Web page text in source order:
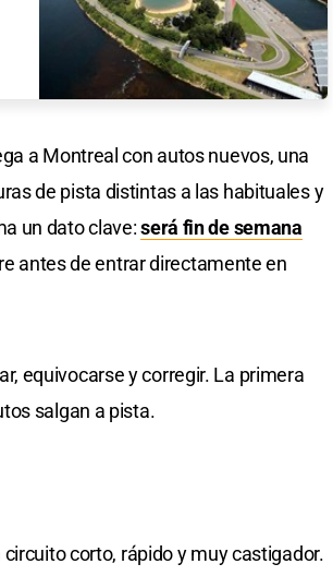
a Montreal con autos nuevos, una
de pista distintas a las habituales y
un dato clave:será fin de semana
antes de entrar directamente en
equivocarse y corregir. La primera
salgan a pista.
corto, rápido y muy castigador.